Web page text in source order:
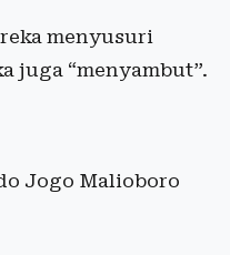
menyusuri
juga “menyambut”.
Jogo Malioboro